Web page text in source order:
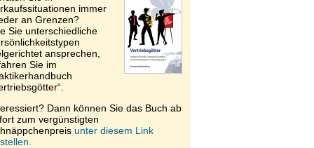
immer
an Grenzen?
Sie unterschiedliche
ansprechen,
Sie im
Dann können Sie das Buch ab
zum vergünstigten
unter diesem Link